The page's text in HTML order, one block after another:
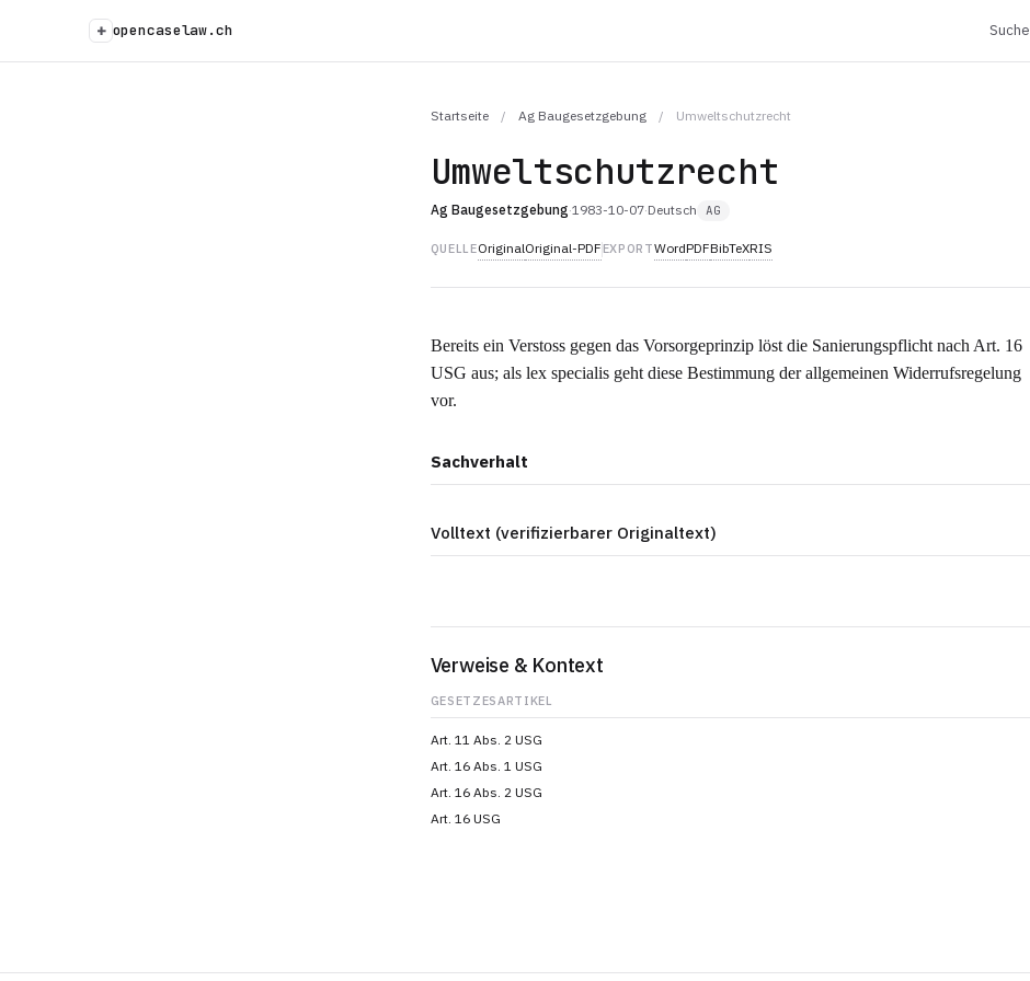
+ opencaselaw.ch Suche
Startseite / Ag Baugesetzgebung / Umweltschutzrecht
Umweltschutzrecht
Ag Baugesetzgebung·1983-10-07·Deutsch AG
QUELLEOriginalOriginal-PDF EXPORTWordPDFBibTeXRIS
Bereits ein Verstoss gegen das Vorsorgeprinzip löst die Sanierungspflicht nach Art. 16
USG aus; als lex specialis geht diese Bestimmung der allgemeinen Widerrufsregelung
vor.
Sachverhalt
Volltext (verifizierbarer Originaltext)
Verweise & Kontext
GESETZESARTIKEL
Art. 11 Abs. 2 USG
Art. 16 Abs. 1 USG
Art. 16 Abs. 2 USG
Art. 16 USG